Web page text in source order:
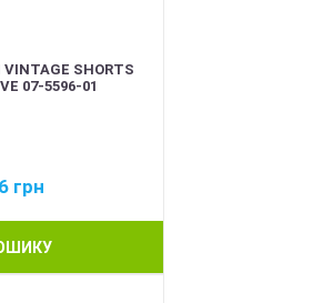
SHORTS
07-5596-01
грн